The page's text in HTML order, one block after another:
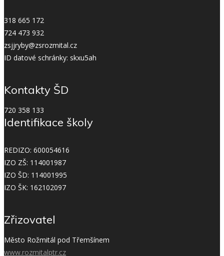
318 665 172
724 473 932
zsjjryby@zsrozmital.cz
ID datové schránky: skxu5ah
Kontakty ŠD
720 358 133
Identifikace školy
REDIZO: 600054616
IZO ZŠ: 114001987
IZO ŠD: 114001995
IZO ŠK: 162102097
Zřizovatel
Město Rožmitál pod Třemšínem
www.rozmitalptr.cz